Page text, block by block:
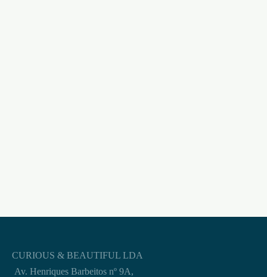
CURIOUS & BEAUTIFUL LDA
Av. Henriques Barbeitos nº 9A,